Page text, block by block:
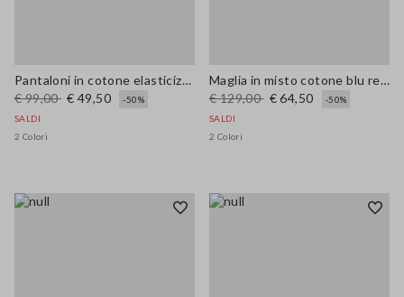
Pantaloni in cotone elasticizzato blu wide leg
€ 99,00 € 49,50
-50%
SALDI
2 Colori
Maglia in misto cotone blu regular fit con motivo mesh
€ 129,00 € 64,50
-50%
SALDI
2 Colori